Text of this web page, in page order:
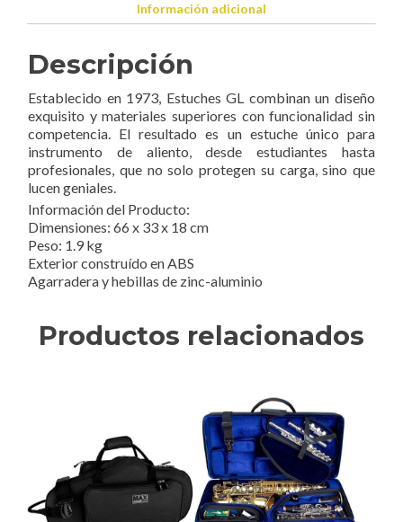
Información adicional
Descripción
Establecido en 1973, Estuches GL combinan un diseño
exquisito y materiales superiores con funcionalidad sin
competencia. El resultado es un estuche único para
instrumento de aliento, desde estudiantes hasta
profesionales, que no solo protegen su carga, sino que
lucen geniales.
Información del Producto:
Dimensiones: 66 x 33 x 18 cm
Peso: 1.9 kg
Exterior construído en ABS
Agarradera y hebillas de zinc-aluminio
Productos relacionados